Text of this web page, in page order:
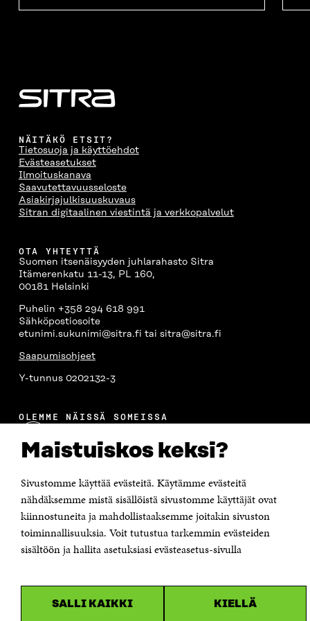
Maistuiskos keksi?
Sivustomme käyttää evästeitä. Käytämme evästeitä
nähdäksemme mistä sisällöistä sivustomme käyttäjät ovat
kiinnostuneita ja mahdollistaaksemme joitakin sivuston
toiminnallisuuksia. Voit tutustua tarkemmin evästeiden
sisältöön ja hallita asetuksiasi evästeasetus-sivulla
SALLI KAIKKI KIELLÄ
NÄITÄKÖ ETSIT?
Tietosuoja ja käyttöehdot
Evästeasetukset
Ilmoituskanava
Saavutettavuusseloste
Asiakirjajulkisuuskuvaus
Sitran digitaalinen viestintä ja verkkopalvelut
OTA YHTEYTTÄ
Suomen itsenäisyyden juhlarahasto Sitra
Itämerenkatu 11-13, PL 160,
00181 Helsinki
Puhelin +358 294 618 991
Sähköpostiosoite
etunimi.sukunimi@sitra.fi tai sitra@sitra.fi
Saapumisohjeet
Y-tunnus 0202132-3
OLEMME NÄISSÄ SOMEISSA
Avautuu
uudessa
uudessa
ikkunassaYoutube
Avautuu
uudessa
Instagram
Avautuu
ikkunassa